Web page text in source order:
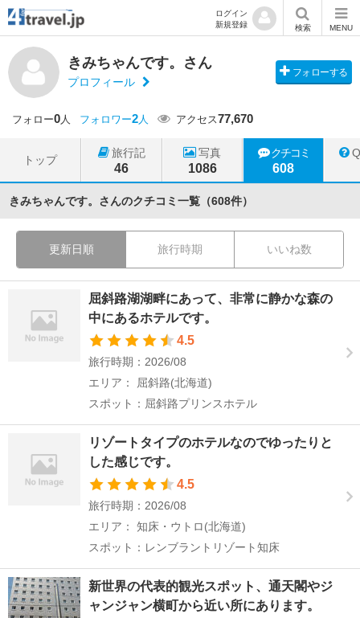
ログイン
新規登録
検索 MENU
きみちゃんです。さん
プロフィール
フォローする
フォロー0人 フォロワー2人 アクセス77,670
トップ
旅行記
46
写真
1086
クチコミ
608
きみちゃんです。さんのクチコミ一覧（608件）
更新日順 旅行時期 いいね数
屈斜路湖湖畔にあって、非常に静かな森の
中にあるホテルです。
4.5
旅行時期：2026/08
エリア： 屈斜路(北海道)
スポット：屈斜路プリンスホテル
リゾートタイプのホテルなのでゆったりと
した感じです。
4.5
旅行時期：2026/08
エリア： 知床・ウトロ(北海道)
スポット：レンブラントリゾート知床
新世界の代表的観光スポット、通天閣やジ
ャンジャン横町から近い所にあります。